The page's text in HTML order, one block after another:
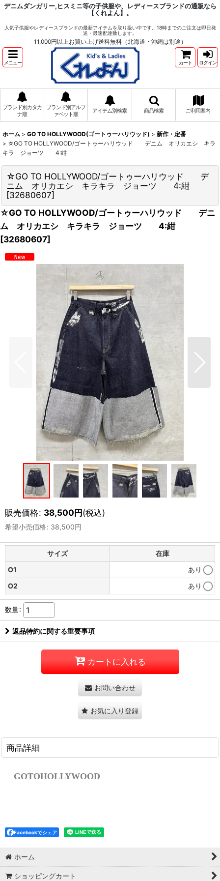
デニムダンガリー,ヒスミニ等の子供服や、レディースブランドの通販なら
【くれよん】。
人気子供服やレディースブランドの最新アイテムを取り扱い中です。18時までのご注文は即日発
送・最速配達致します。
11,000円以上お買い上げ送料無料（北海道・沖縄は別途）
メニュー カート ログイン
ブランド別カタカ
ナ順
ブランド別アルフ
ァベット順
アイテム別検索 商品検索 ご利用案内
ホーム > GO TO HOLLYWOOD(ゴートゥーハリウッド) > 新作・定番
> ☆GO TO HOLLYWOOD/ゴートゥーハリウッド デニム オリカエシ キラ
キラ ジョーツ 4:紺
☆GO TO HOLLYWOOD/ゴートゥーハリウッド デ
ニム オリカエシ キラキラ ジョーツ 4:紺
[32680607]
☆GO TO HOLLYWOOD/ゴートゥーハリウッド デニ
ム オリカエシ キラキラ ジョーツ 4:紺
[32680607]
販売価格: 38,500円(税込)
希望小売価格: 38,500円
サイズ
在庫
O1
あり
O2
あり
数量:
返品特約に関する重要事項
カートに入れる
お問い合わせ
お気に入り登録
商品詳細
GOTOHOLLYWOOD
Facebookでシェア
ホーム
ショッピングカート